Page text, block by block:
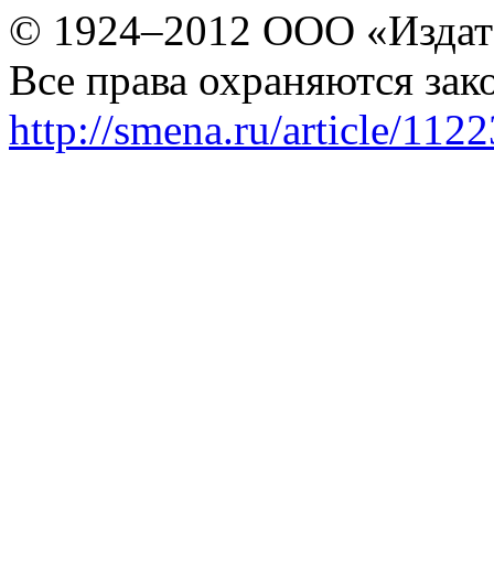
© 1924–2012 ООО
Все права охраняются
http://smena.ru/article/